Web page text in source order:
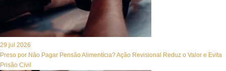
29 jul 2026
Preso por Não Pagar Pensão Alimentícia? Ação Revisional Reduz o Valor e Evita
Prisão Civil